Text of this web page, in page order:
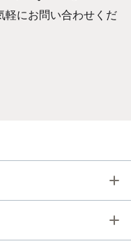
軽にお問い合わせくだ